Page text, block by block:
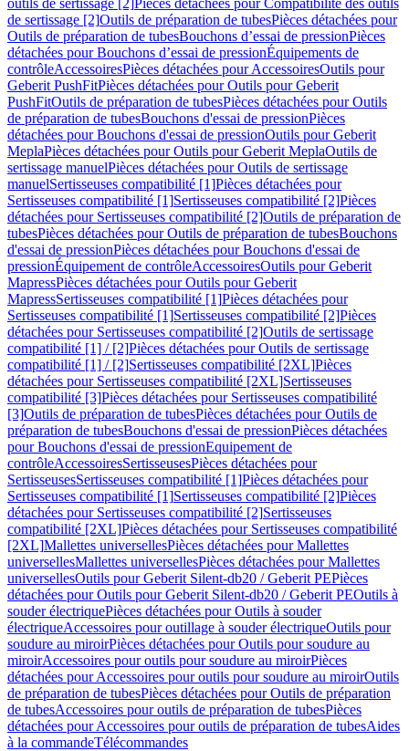
outils de sertissage [2]Pièces détachées pour Compatibilité des outils
de sertissage [2]Outils de préparation de tubesPièces détachées pour
Outils de préparation de tubesBouchons d’essai de pressionPièces
détachées pour Bouchons d’essai de pressionÉquipements de
contrôleAccessoiresPièces détachées pour AccessoiresOutils pour
Geberit PushFitPièces détachées pour Outils pour Geberit
PushFitOutils de préparation de tubesPièces détachées pour Outils
de préparation de tubesBouchons d'essai de pressionPièces
détachées pour Bouchons d'essai de pressionOutils pour Geberit
MeplaPièces détachées pour Outils pour Geberit MeplaOutils de
sertissage manuelPièces détachées pour Outils de sertissage
manuelSertisseuses compatibilité [1]Pièces détachées pour
Sertisseuses compatibilité [1]Sertisseuses compatibilité [2]Pièces
détachées pour Sertisseuses compatibilité [2]Outils de préparation de
tubesPièces détachées pour Outils de préparation de tubesBouchons
d'essai de pressionPièces détachées pour Bouchons d'essai de
pressionÉquipement de contrôleAccessoiresOutils pour Geberit
MapressPièces détachées pour Outils pour Geberit
MapressSertisseuses compatibilité [1]Pièces détachées pour
Sertisseuses compatibilité [1]Sertisseuses compatibilité [2]Pièces
détachées pour Sertisseuses compatibilité [2]Outils de sertissage
compatibilité [1] / [2]Pièces détachées pour Outils de sertissage
compatibilité [1] / [2]Sertisseuses compatibilité [2XL]Pièces
détachées pour Sertisseuses compatibilité [2XL]Sertisseuses
compatibilité [3]Pièces détachées pour Sertisseuses compatibilité
[3]Outils de préparation de tubesPièces détachées pour Outils de
préparation de tubesBouchons d'essai de pressionPièces détachées
pour Bouchons d'essai de pressionEquipement de
contrôleAccessoiresSertisseusesPièces détachées pour
SertisseusesSertisseuses compatibilité [1]Pièces détachées pour
Sertisseuses compatibilité [1]Sertisseuses compatibilité [2]Pièces
détachées pour Sertisseuses compatibilité [2]Sertisseuses
compatibilité [2XL]Pièces détachées pour Sertisseuses compatibilité
[2XL]Mallettes universellesPièces détachées pour Mallettes
universellesMallettes universellesPièces détachées pour Mallettes
universellesOutils pour Geberit Silent-db20 / Geberit PEPièces
détachées pour Outils pour Geberit Silent-db20 / Geberit PEOutils à
souder électriquePièces détachées pour Outils à souder
électriqueAccessoires pour outillage à souder électriqueOutils pour
soudure au miroirPièces détachées pour Outils pour soudure au
miroirAccessoires pour outils pour soudure au miroirPièces
détachées pour Accessoires pour outils pour soudure au miroirOutils
de préparation de tubesPièces détachées pour Outils de préparation
de tubesAccessoires pour outils de préparation de tubesPièces
détachées pour Accessoires pour outils de préparation de tubesAides
à la commandeTélécommandes